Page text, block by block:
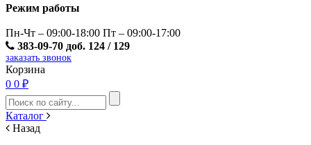
Режим работы
Пн-Чт – 09:00-18:00 Пт – 09:00-17:00
383-09-70 доб. 124 / 129
заказать звонок
Корзина
0 0 ₽
Каталог
Назад